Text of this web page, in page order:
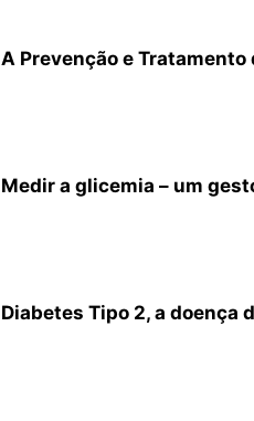
A Prevenção e Tratamento
Medir a glicemia – um
Diabetes Tipo 2, a doença